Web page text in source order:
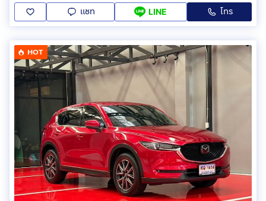
แชท LINE โทร
HOT